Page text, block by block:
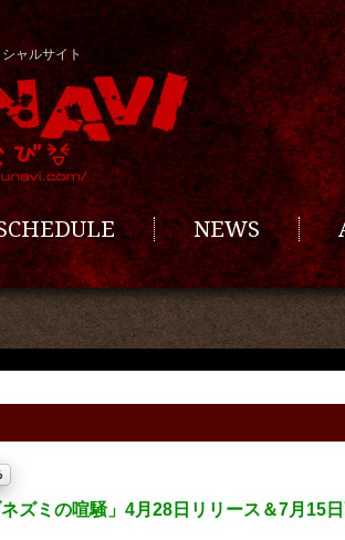
ャルサイト
NEWS
ネズミの喧騒」4月28日リリース＆7月